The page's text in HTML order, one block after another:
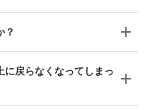
？
に戻らなくなってしまっ